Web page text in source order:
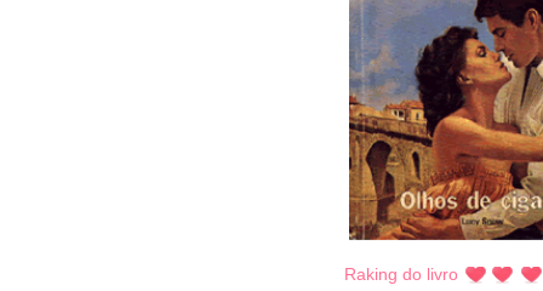
Raking do livro